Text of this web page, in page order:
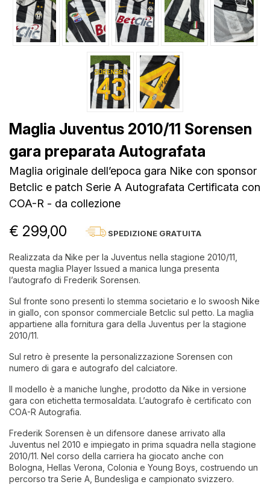
Maglia Juventus 2010/11 Sorensen
gara preparata Autografata
Maglia originale dell’epoca gara Nike con sponsor
Betclic e patch Serie A Autografata Certificata con
COA-R - da collezione
€ 299,00 SPEDIZIONE GRATUITA
Realizzata da Nike per la Juventus nella stagione 2010/11,
questa maglia Player Issued a manica lunga presenta
l’autografo di Frederik Sorensen.
Sul fronte sono presenti lo stemma societario e lo swoosh Nike
in giallo, con sponsor commerciale Betclic sul petto. La maglia
appartiene alla fornitura gara della Juventus per la stagione
2010/11.
Sul retro è presente la personalizzazione Sorensen con
numero di gara e autografo del calciatore.
Il modello è a maniche lunghe, prodotto da Nike in versione
gara con etichetta termosaldata. L’autografo è certificato con
COA-R Autografia.
Frederik Sorensen è un difensore danese arrivato alla
Juventus nel 2010 e impiegato in prima squadra nella stagione
2010/11. Nel corso della carriera ha giocato anche con
Bologna, Hellas Verona, Colonia e Young Boys, costruendo un
percorso tra Serie A, Bundesliga e campionato svizzero.